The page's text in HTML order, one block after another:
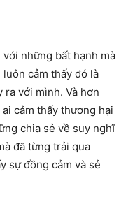
những bất hạnh mà
cảm thấy đó là
với mình. Và hơn
cảm thấy thương hại
chia sẻ về suy nghĩ
đã từng trải qua
sự đồng cảm và sẻ